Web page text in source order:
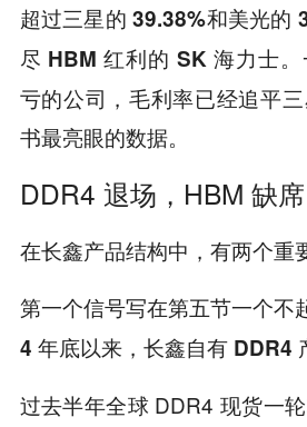
超过三星的 39.38%和美光的
尽 HBM 红利的 SK 海力士。
亏的公司，毛利率已经追平
书最亮眼的数据。
DDR4 退场，HBM 缺席
在长鑫产品结构中，有两个重
第一个信号写在第五节一个不
4 年底以来，长鑫自有 DDR4
过去半年全球 DDR4 现货一